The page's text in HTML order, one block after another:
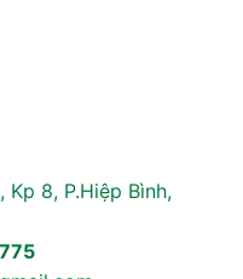
8, P.Hiệp Bình,